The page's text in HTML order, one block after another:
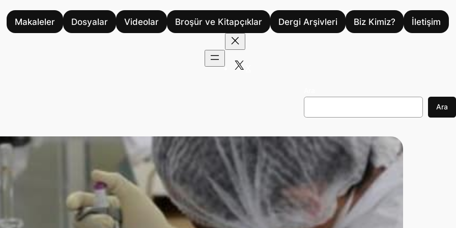
Makaleler Dosyalar Videolar Broşür ve Kitapçıklar Dergi Arşivleri Biz Kimiz? İletişim
Ara